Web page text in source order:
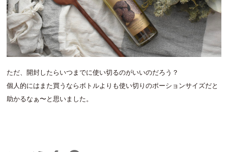
ただ、開封したらいつまでに使い切るのがいいのだろう？
個人的にはまた買うならボトルよりも使い切りのポーションサイズだと
助かるなぁ〜と思いました。